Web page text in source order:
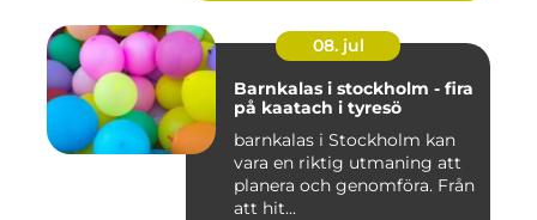
08. jul
Barnkalas i stockholm - fira
på kaatach i tyresö
barnkalas i Stockholm kan
vara en riktig utmaning att
planera och genomföra. Från
att hit...